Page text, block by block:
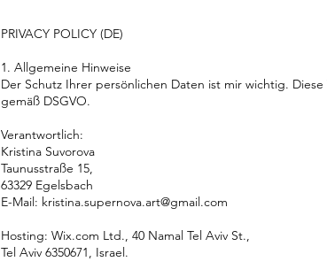
PRIVACY POLICY (DE)
1. Allgemeine Hinweise
Der Schutz Ihrer persönlichen Daten ist mir wichtig.
gemäß DSGVO.
Verantwortlich:
Kristina Suvorova
Taunusstraße 15,
63329 Egelsbach
E-Mail: kristina.supernova.art@gmail.com
Hosting: Wix.com Ltd., 40 Namal Tel Aviv St.,
Tel Aviv 6350671, Israel.